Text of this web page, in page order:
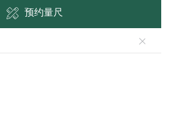
预约量尺